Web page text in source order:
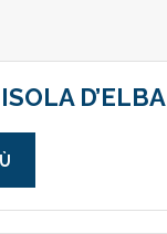
D’ELBA